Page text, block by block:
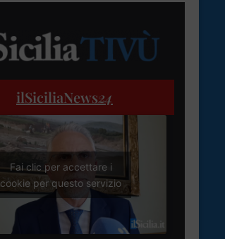
ilSiciliaNews24
Fai clic per accettare i
cookie per questo servizio